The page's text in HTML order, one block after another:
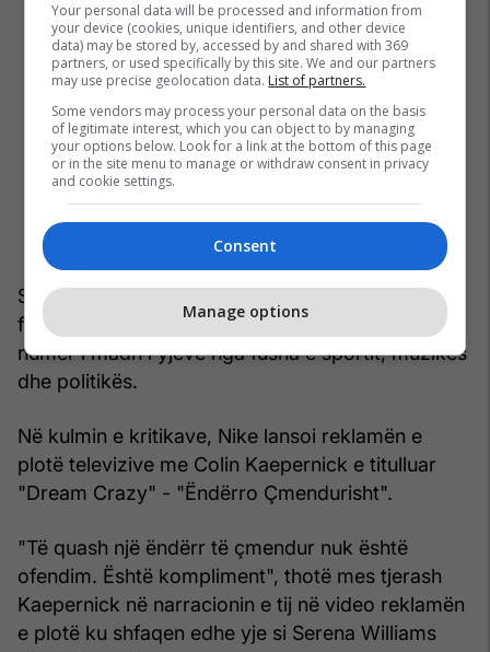
Shitjet online të Nike u rritën për 31 për qind pas
fillimit të kampanjës, të cilën e përkrahën një
numër i madh i yjeve nga fusha e sportit, muzikës
dhe politikës.
Në kulmin e kritikave, Nike lansoi reklamën e
plotë televizive me Colin Kaepernick e titulluar
"Dream Crazy" - "Ëndërro Çmendurisht".
"Të quash një ëndërr të çmendur nuk është
ofendim. Është kompliment", thotë mes tjerash
Kaepernick në narracionin e tij në video reklamën
e plotë ku shfaqen edhe yje si Serena Williams
Your personal data will be processed and information from
your device (cookies, unique identifiers, and other device
data) may be stored by, accessed by and shared with 369
partners, or used specifically by this site. We and our partners
may use precise geolocation data. List of partners.
Some vendors may process your personal data on the basis
of legitimate interest, which you can object to by managing
your options below. Look for a link at the bottom of this page
or in the site menu to manage or withdraw consent in privacy
and cookie settings.
Consent
Manage options